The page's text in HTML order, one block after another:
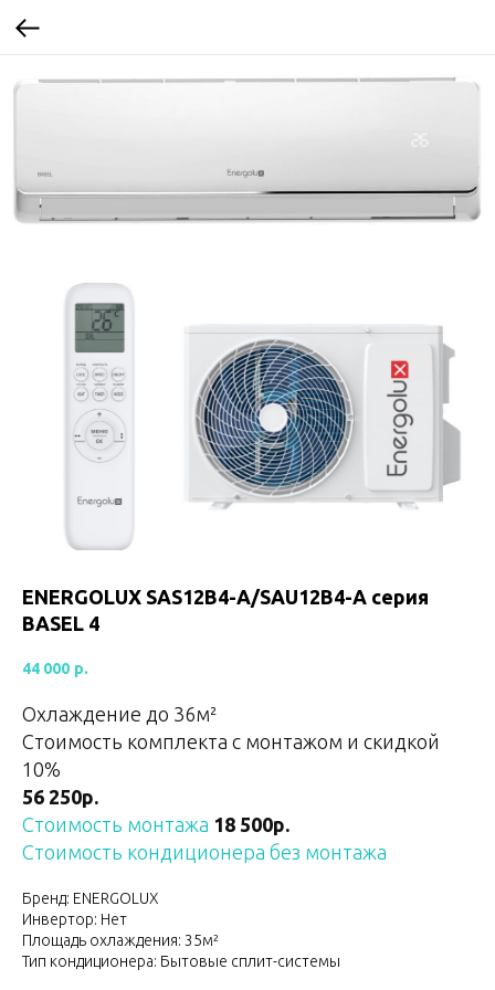
ENERGOLUX SAS12B4-A/SAU12B4-A серия
BASEL 4
44 000 р.
Охлаждение до 36м²
Стоимость комплекта с монтажом и скидкой
10%
56 250р.
Стоимость монтажа 18 500р.
Стоимость кондиционера без монтажа
Бренд: ENERGOLUX
Инвертор: Нет
Площадь охлаждения: 35м²
Тип кондиционера: Бытовые сплит-системы